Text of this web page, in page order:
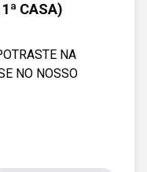
CASA)
NA
NO NOSSO